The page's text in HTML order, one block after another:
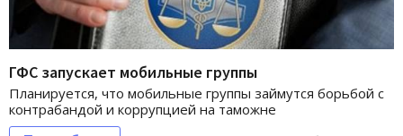
ГФС запускает мобильные группы
Планируется, что мобильные группы займутся борьбой с
контрабандой и коррупцией на таможне